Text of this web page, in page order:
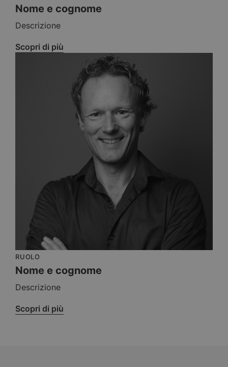
Nome e cognome
Descrizione
Scopri di più
RUOLO
Nome e cognome
Descrizione
Scopri di più